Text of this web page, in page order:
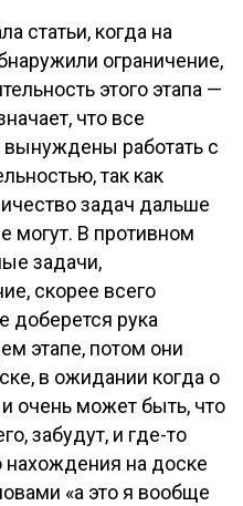
статьи, когда на
ограничение,
этого этапа —
что все
работать с
так как
задач дальше
могут. В противном
задачи,
скорее всего
доберется рука
этапе, потом они
в ожидании когда о
очень может быть, что
забудут, и где-то
нахождения на доске
«а это я вообще